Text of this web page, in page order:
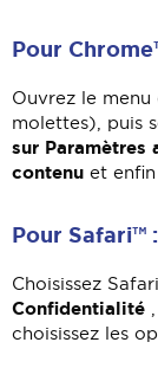
Pour
Ouvrez le
molettes), puis
sur Paramètres
contenu et
Pour Safari™ :
Choisissez
Confidentialité
choisissez les